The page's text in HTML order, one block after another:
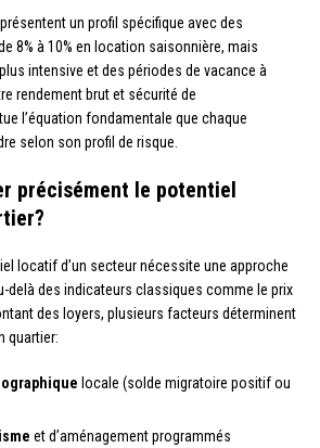
un profil spécifique avec des
8% à 10% en location saisonnière, mais
intensive et des périodes de vacance à
rendement brut et sécurité de
l’équation fondamentale que chaque
selon son profil de risque.
précisément le potentiel
locatif d’un secteur nécessite une approche
delà des indicateurs classiques comme le prix
des loyers, plusieurs facteurs déterminent
quartier:
locale (solde migratoire positif ou
et d’aménagement programmés